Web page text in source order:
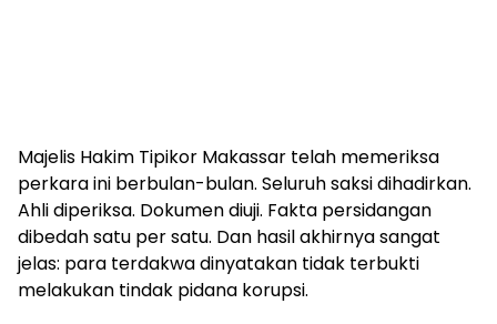
Majelis Hakim Tipikor Makassar telah memeriksa
perkara ini berbulan-bulan. Seluruh saksi dihadirkan.
Ahli diperiksa. Dokumen diuji. Fakta persidangan
dibedah satu per satu. Dan hasil akhirnya sangat
jelas: para terdakwa dinyatakan tidak terbukti
melakukan tindak pidana korupsi.